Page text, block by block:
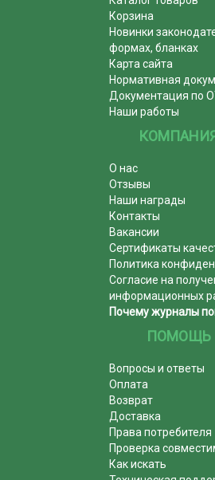
Корзина
Новинки
формах, бланках
Карта сайта
Нормативная
Документация по
Наши работы
КОМПАНИЯ
О нас
Отзывы
Наши награды
Контакты
Вакансии
Сертификаты
Политика
Согласие на
информационных
Почему журналы
ПОМОЩЬ
Вопросы и ответы
Оплата
Возврат
Доставка
Права потребителя
Проверка
Как искать